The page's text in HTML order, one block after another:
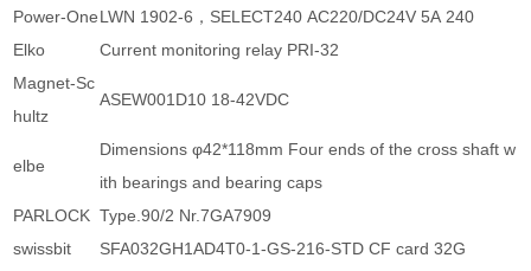
Power-OneLWN 1902-6，SELECT240 AC220/DC24V 5A 240
Elko
Current monitoring relay PRI-32
Magnet-Sc
hultz
ASEW001D10 18-42VDC
elbe
Dimensions φ42*118mm Four ends of the cross shaft w
ith bearings and bearing caps
PARLOCK Type.90/2 Nr.7GA7909
swissbit
SFA032GH1AD4T0-1-GS-216-STD CF card 32G